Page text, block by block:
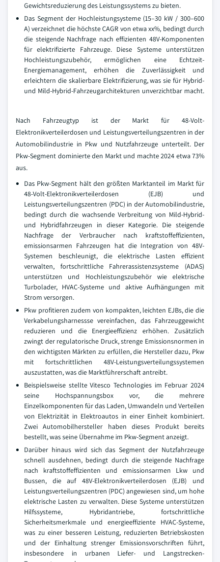
Gewichtsreduzierung des Leistungssystems zu bieten.
Das Segment der Hochleistungsysteme (15–30 kW / 300–600
A) verzeichnet die höchste CAGR von etwa xx%, bedingt durch
die steigende Nachfrage nach effizienten 48V-Komponenten
für elektrifizierte Fahrzeuge. Diese Systeme unterstützen
Hochleistungszubehör, ermöglichen eine Echtzeit-
Energiemanagement, erhöhen die Zuverlässigkeit und
erleichtern die skalierbare Elektrifizierung, was sie für Hybrid-
und Mild-Hybrid-Fahrzeugarchitekturen unverzichtbar macht.
Nach Fahrzeugtyp ist der Markt für 48-Volt-
Elektronikverteilerdosen und Leistungsverteilungszentren in der
Automobilindustrie in Pkw und Nutzfahrzeuge unterteilt. Der
Pkw-Segment dominierte den Markt und machte 2024 etwa 73%
aus.
Das Pkw-Segment hält den größten Marktanteil im Markt für
48-Volt-Elektronikverteilerdosen (EJB) und
Leistungsverteilungszentren (PDC) in der Automobilindustrie,
bedingt durch die wachsende Verbreitung von Mild-Hybrid-
und Hybridfahrzeugen in dieser Kategorie. Die steigende
Nachfrage der Verbraucher nach kraftstoffeffizienten,
emissionsarmen Fahrzeugen hat die Integration von 48V-
Systemen beschleunigt, die elektrische Lasten effizient
verwalten, fortschrittliche Fahrerassistenzsysteme (ADAS)
unterstützen und Hochleistungszubehör wie elektrische
Turbolader, HVAC-Systeme und aktive Aufhängungen mit
Strom versorgen.
Pkw profitieren zudem von kompakten, leichten EJBs, die die
Verkabelungsharnessse vereinfachen, das Fahrzeuggewicht
reduzieren und die Energieeffizienz erhöhen. Zusätzlich
zwingt der regulatorische Druck, strenge Emissionsnormen in
den wichtigsten Märkten zu erfüllen, die Hersteller dazu, Pkw
mit fortschrittlichen 48V-Leistungsverteilungssystemen
auszustatten, was die Marktführerschaft antreibt.
Beispielsweise stellte Vitesco Technologies im Februar 2024
seine Hochspannungsbox vor, die mehrere
Einzelkomponenten für das Laden, Umwandeln und Verteilen
von Elektrizität in Elektroautos in einer Einheit kombiniert.
Zwei Automobilhersteller haben dieses Produkt bereits
bestellt, was seine Übernahme im Pkw-Segment anzeigt.
Darüber hinaus wird sich das Segment der Nutzfahrzeuge
schnell ausdehnen, bedingt durch die steigende Nachfrage
nach kraftstoffeffizienten und emissionsarmen Lkw und
Bussen, die auf 48V-Elektronikverteilerdosen (EJB) und
Leistungsverteilungszentren (PDC) angewiesen sind, um hohe
elektrische Lasten zu verwalten. Diese Systeme unterstützen
Hilfssysteme, Hybridantriebe, fortschrittliche
Sicherheitsmerkmale und energieeffiziente HVAC-Systeme,
was zu einer besseren Leistung, reduzierten Betriebskosten
und der Einhaltung strenger Emissionsvorschriften führt,
insbesondere in urbanen Liefer- und Langstrecken-